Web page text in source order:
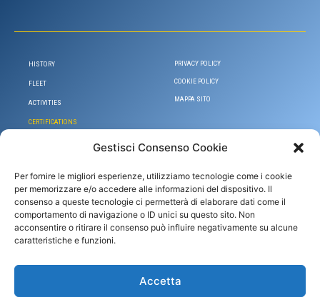
Gestisci Consenso Cookie
Per fornire le migliori esperienze, utilizziamo tecnologie come i cookie
per memorizzare e/o accedere alle informazioni del dispositivo. Il
consenso a queste tecnologie ci permetterà di elaborare dati come il
comportamento di navigazione o ID unici su questo sito. Non
acconsentire o ritirare il consenso può influire negativamente su alcune
caratteristiche e funzioni.
Accetta
HISTORY
FLEET
ACTIVITIES
CERTIFICATIONS
PRIVACY POLICY
COOKIE POLICY
MAPPA SITO
PROGETTO COFINANZIATO DALL’UNIONE EUROPEA
altamente innovativa